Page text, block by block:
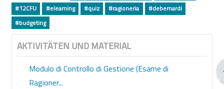
#12CFU
#elearning #quiz #ragioneria
#debernardi
#budgeting
AKTIVITÄTEN UND MATERIAL
Modulo di Controllo di Gestione (Esame di
Ragioner...